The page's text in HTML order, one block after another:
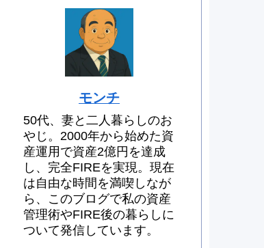
モンチ
50代、妻と二人暮らしのお
やじ。2000年から始めた資
産運用で資産2億円を達成
し、完全FIREを実現。現在
は自由な時間を満喫しなが
ら、このブログで私の資産
管理術やFIRE後の暮らしに
ついて発信しています。